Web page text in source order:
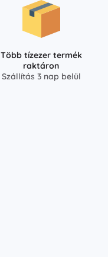
Több tízezer termék
raktáron
Szállítás 3 nap belül